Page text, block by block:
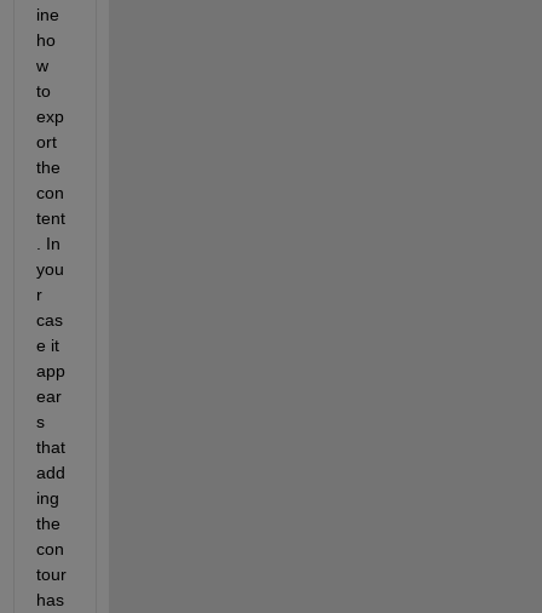
ine
ho
w
to
exp
ort
the
con
tent
. In
you
r
cas
e it
app
ear
s
that
add
ing
the
con
tour
has